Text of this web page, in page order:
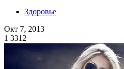
Здоровье
Окт 7, 2013
1 3312